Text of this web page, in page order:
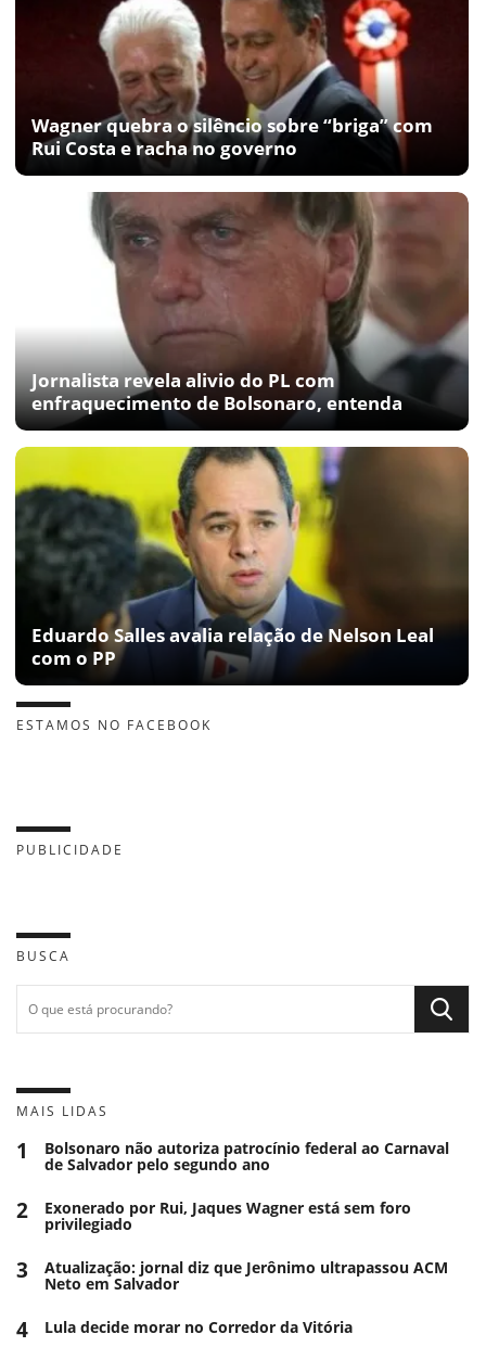
Wagner quebra o silêncio sobre “briga” com
Rui Costa e racha no governo
Jornalista revela alivio do PL com
enfraquecimento de Bolsonaro, entenda
Eduardo Salles avalia relação de Nelson Leal
com o PP
ESTAMOS NO FACEBOOK
PUBLICIDADE
BUSCA
MAIS LIDAS
1 Bolsonaro não autoriza patrocínio federal ao Carnaval
de Salvador pelo segundo ano
2 Exonerado por Rui, Jaques Wagner está sem foro
privilegiado
3 Atualização: jornal diz que Jerônimo ultrapassou ACM
Neto em Salvador
4 Lula decide morar no Corredor da Vitória